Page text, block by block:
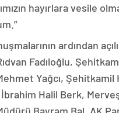
hayırlara vesile
ardından
Fadıloğlu,
Yağcı, Şehitkamil
Halil Berk,